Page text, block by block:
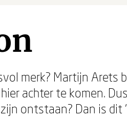
merk? Martijn
achter te komen.
ontstaan? Dan is